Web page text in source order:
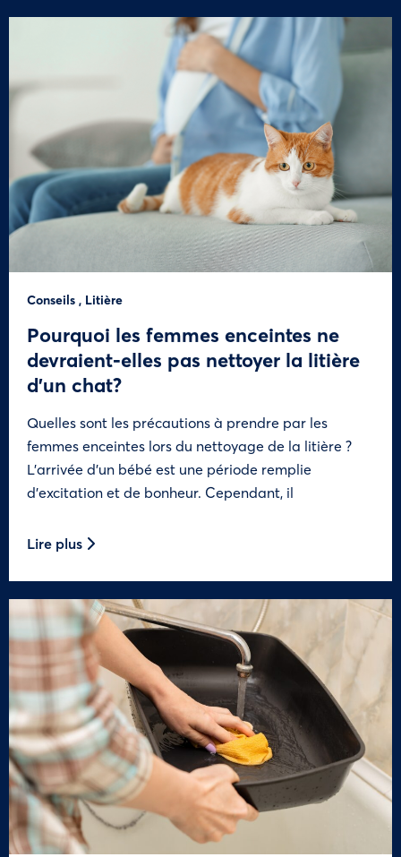
Conseils , Litière
Pourquoi les femmes enceintes ne
devraient-elles pas nettoyer la litière
d’un chat?
Quelles sont les précautions à prendre par les
femmes enceintes lors du nettoyage de la litière ?
L’arrivée d’un bébé est une période remplie
d’excitation et de bonheur. Cependant, il
Lire plus